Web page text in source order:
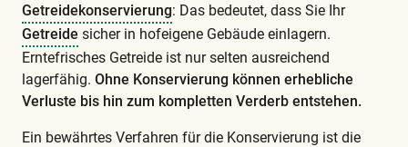
Getreidekonservierung: Das bedeutet, dass Sie Ihr
Getreide sicher in hofeigene Gebäude einlagern.
Erntefrisches Getreide ist nur selten ausreichend
lagerfähig. Ohne Konservierung können erhebliche
Verluste bis hin zum kompletten Verderb entstehen.
Ein bewährtes Verfahren für die Konservierung ist die